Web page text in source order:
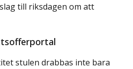
till riksdagen om att
stulen drabbas inte bara